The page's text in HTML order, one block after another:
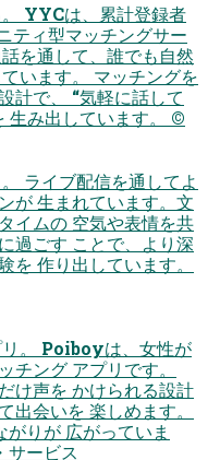
YYCは、累計登録者
ティ型マッチングサー
を通して、誰でも自然
います。 マッチングを
計で、 “気軽に話して
生み出しています。 ©︎
ライブ配信を通してよ
が 生まれています。文
イムの 空気や表情を共
過ごす ことで、より深
を 作り出しています。
。 Poiboyは、女性が
チング アプリです。
け声を かけられる設計
出会いを 楽しめます。
りが 広がっていま
ービス